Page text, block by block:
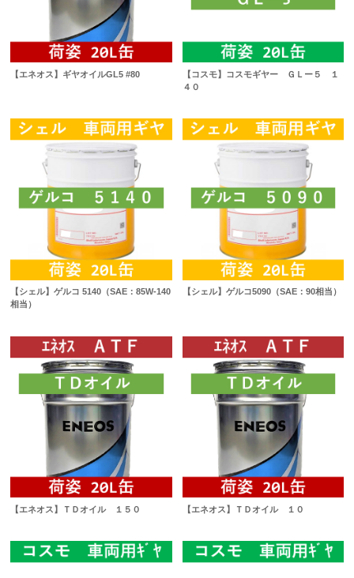
【エネオス】ギヤオイルGL5 #80
【コスモ】コスモギヤー ＧＬー５ １
４０
【シェル】ゲルコ 5140（SAE：85W-140
相当）
【シェル】ゲルコ5090（SAE：90相当）
【エネオス】ＴＤオイル １５０ 【エネオス】ＴＤオイル １０